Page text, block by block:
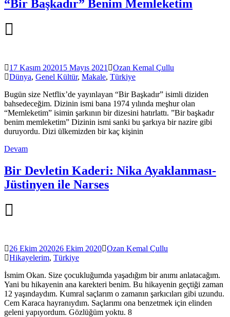
“Bir Başkadır” Benim Memleketim
17 Kasım 202015 Mayıs 2021
Ozan Kemal Çullu
Dünya, Genel Kültür, Makale, Türkiye
Bugün size Netflix’de yayınlayan “Bir Başkadır” isimli diziden
bahsedeceğim. Dizinin ismi bana 1974 yılında meşhur olan
“Memleketim” isimin şarkının bir dizesini hatırlattı. ”Bir başkadır
benim memleketim” Dizinin ismi sanki bu şarkıya bir nazire gibi
duruyordu. Dizi ülkemizden bir kaç kişinin
Devam
Bir Devletin Kaderi: Nika Ayaklanması-
Jüstinyen ile Narses
26 Ekim 202026 Ekim 2020 Ozan Kemal Çullu
Hikayelerim, Türkiye
İsmim Okan. Size çocukluğumda yaşadığım bir anımı anlatacağım.
Yani bu hikayenin ana karekteri benim. Bu hikayenin geçtiği zaman
12 yaşındaydım. Kumral saçlarım o zamanın şarkıcıları gibi uzundu.
Cem Karaca hayranıydım. Saçlarımı ona benzetmek için elinden
geleni yapıyordum. Gözlüğüm yoktu. 8